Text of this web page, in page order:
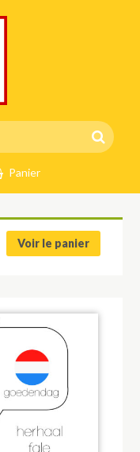
Panier
Voir le panier